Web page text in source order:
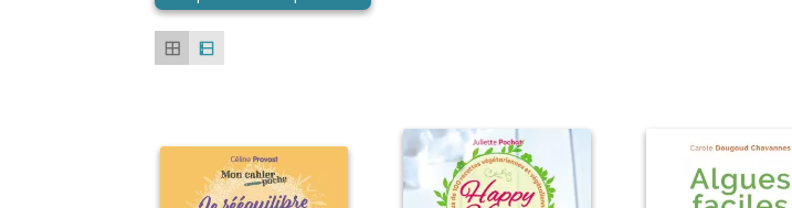
ancien